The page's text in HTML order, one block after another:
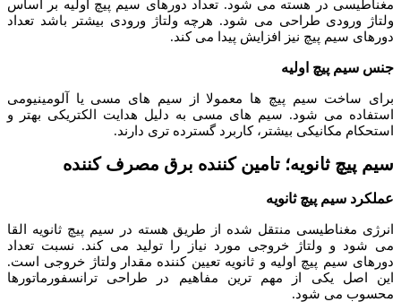
مغناطیسی در هسته می شود. تعداد دورهای سیم پیچ اولیه بر اساس
ولتاژ ورودی طراحی می شود. هرچه ولتاژ ورودی بیشتر باشد تعداد
دورهای سیم پیچ نیز افزایش پیدا می کند.
جنس سیم پیچ اولیه
برای ساخت سیم پیچ ها معمولا از سیم های مسی یا آلومینیومی
استفاده می شود. سیم های مسی به دلیل هدایت الکتریکی بهتر و
استحکام مکانیکی بیشتر، کاربرد گسترده تری دارند.
سیم پیچ ثانویه؛ تامین کننده برق مصرف کننده
عملکرد سیم پیچ ثانویه
انرژی مغناطیسی منتقل شده از طریق هسته در سیم پیچ ثانویه القا
می شود و ولتاژ خروجی مورد نیاز را تولید می کند. نسبت تعداد
دورهای سیم پیچ اولیه و ثانویه تعیین کننده مقدار ولتاژ خروجی است.
این اصل یکی از مهم ترین مفاهیم در طراحی ترانسفورماتورها
محسوب می شود.